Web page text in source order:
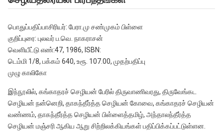
பொதுப்பதிப்பாசிரியர்: பேரா.மு சண்முகம் பிள்ளை
குறிப்புரை: புலவர் ப.வெ. நாகராசன்
வெளியீட்டு எண்:47, 1986, ISBN:
டெம்மி 1/8, பக்கம் 640, உரூ. 107.00, முதற்பதிப்பு
முழு காலிகோ
இந்நூலில், கங்காதரச் செழியன் பேரில் திருவாணிவரது, திருவேங்கட
செழியன் நன்னெறி, தாகந்தீர்த்த செழியன் கோவை, கங்காதரச் செழியன்
வண்ணம், தாகந்தீர்த்த செழியன் பிள்ளைத்தமிழ், அந்தாலந்தீர்த்த
செழியன் மஞ்சரி ஆகிய ஆறு சிற்றிலக்கியங்கள் பதிப்பிக்கப்பட்டுள்ளன.